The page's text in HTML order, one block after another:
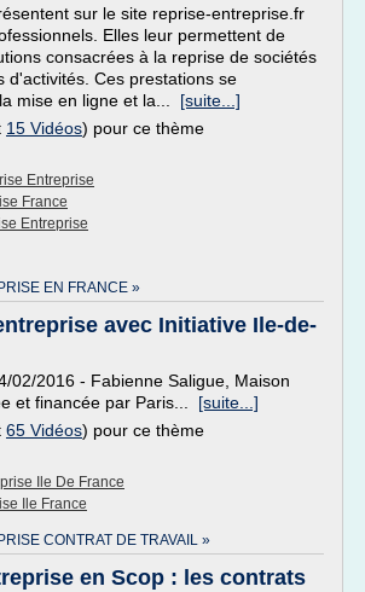
sur le site reprise-entreprise.fr
Elles leur permettent de
consacrées à la reprise de sociétés
d'activités. Ces prestations se
mise en ligne et la... [suite...]
15 Vidéos) pour ce thème
Entreprise
France
Entreprise
EN FRANCE »
avec Initiative Ile-de-
02/2016 - Fabienne Saligue, Maison
et financée par Paris... [suite...]
65 Vidéos) pour ce thème
Ile De France
Ile France
CONTRAT DE TRAVAIL »
en Scop : les contrats